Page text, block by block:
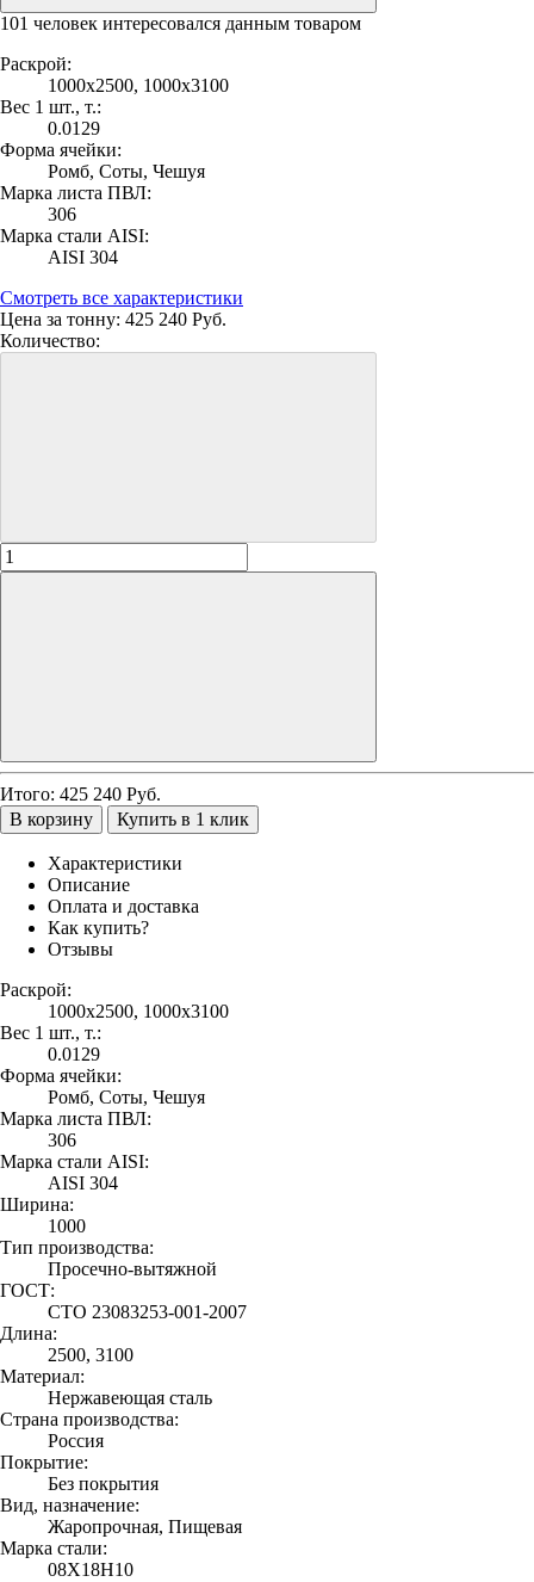
101 человек интересовался данным товаром
Раскрой:
1000х2500, 1000х3100
Вес 1 шт., т.:
0.0129
Форма ячейки:
Ромб, Соты, Чешуя
Марка листа ПВЛ:
306
Марка стали AISI:
AISI 304
Смотреть все характеристики
Цена за тонну: 425 240 Руб.
Количество:
Итого: 425 240 Руб.
В корзину
Купить в 1 клик
Характеристики
Описание
Оплата и доставка
Как купить?
Отзывы
Раскрой:
1000х2500, 1000х3100
Вес 1 шт., т.:
0.0129
Форма ячейки:
Ромб, Соты, Чешуя
Марка листа ПВЛ:
306
Марка стали AISI:
AISI 304
Ширина:
1000
Тип производства:
Просечно-вытяжной
ГОСТ:
СТО 23083253-001-2007
Длина:
2500, 3100
Материал:
Нержавеющая сталь
Страна производства:
Россия
Покрытие:
Без покрытия
Вид, назначение:
Жаропрочная, Пищевая
Марка стали:
08Х18Н10